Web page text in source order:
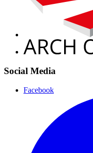
Social Media
Facebook